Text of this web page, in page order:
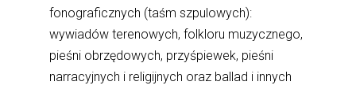
fonograficznych (taśm szpulowych):
wywiadów terenowych, folkloru muzycznego,
pieśni obrzędowych, przyśpiewek, pieśni
narracyjnych i religijnych oraz ballad i innych